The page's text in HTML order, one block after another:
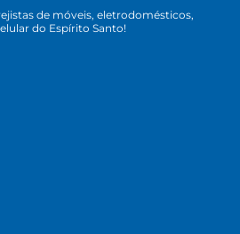
de móveis, eletrodomésticos,
do Espírito Santo!